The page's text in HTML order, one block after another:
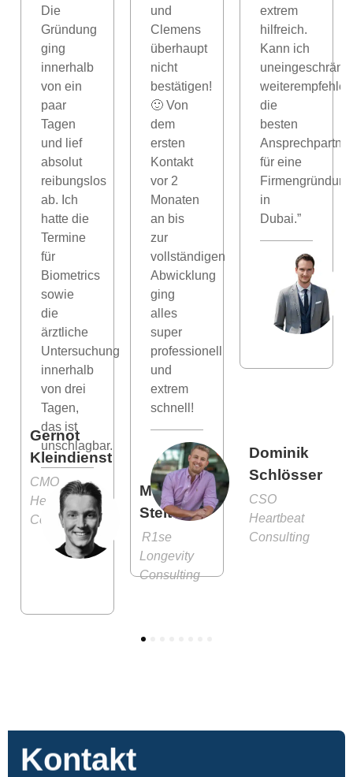
Gernot
Kleindienst
CMO
Heartbeat
Consulting
Die
Gründung
ging
innerhalb
von ein
paar
Tagen
und lief
absolut
reibungslos
ab. Ich
hatte die
Termine
für
Biometrics
sowie
die
ärztliche
Untersuchung
innerhalb
von drei
Tagen,
das ist
unschlagbar.
Moritz
Stelter
R1se
Longevity
Consulting
und
Clemens
überhaupt
nicht
bestätigen!
🙂 Von
dem
ersten
Kontakt
vor 2
Monaten
an bis
zur
vollständigen
Abwicklung
ging
alles
super
professionell
und
extrem
schnell!
Dominik
Schlösser
CSO
Heartbeat
Consulting
extrem
hilfreich.
Kann ich
uneingeschränkt
die
besten
Ansprechpartner
für eine
Firmengründung
in
Dubai.”
5
Kontakt